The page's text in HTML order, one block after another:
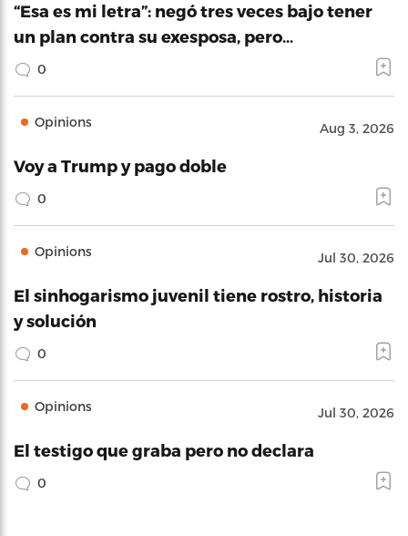
“Esa es mi letra”: negó tres veces bajo tener
un plan contra su exesposa, pero…
0
Opinions Aug 3, 2026
Voy a Trump y pago doble
0
Opinions Jul 30, 2026
El sinhogarismo juvenil tiene rostro, historia
y solución
0
Opinions Jul 30, 2026
El testigo que graba pero no declara
0